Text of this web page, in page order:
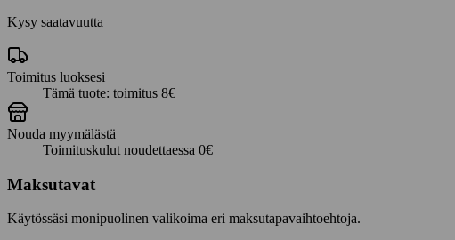
Kysy saatavuutta
Toimitus luoksesi
Tämä tuote: toimitus 8€
Nouda myymälästä
Toimituskulut noudettaessa 0€
Maksutavat
Käytössäsi monipuolinen valikoima eri maksutapavaihtoehtoja.